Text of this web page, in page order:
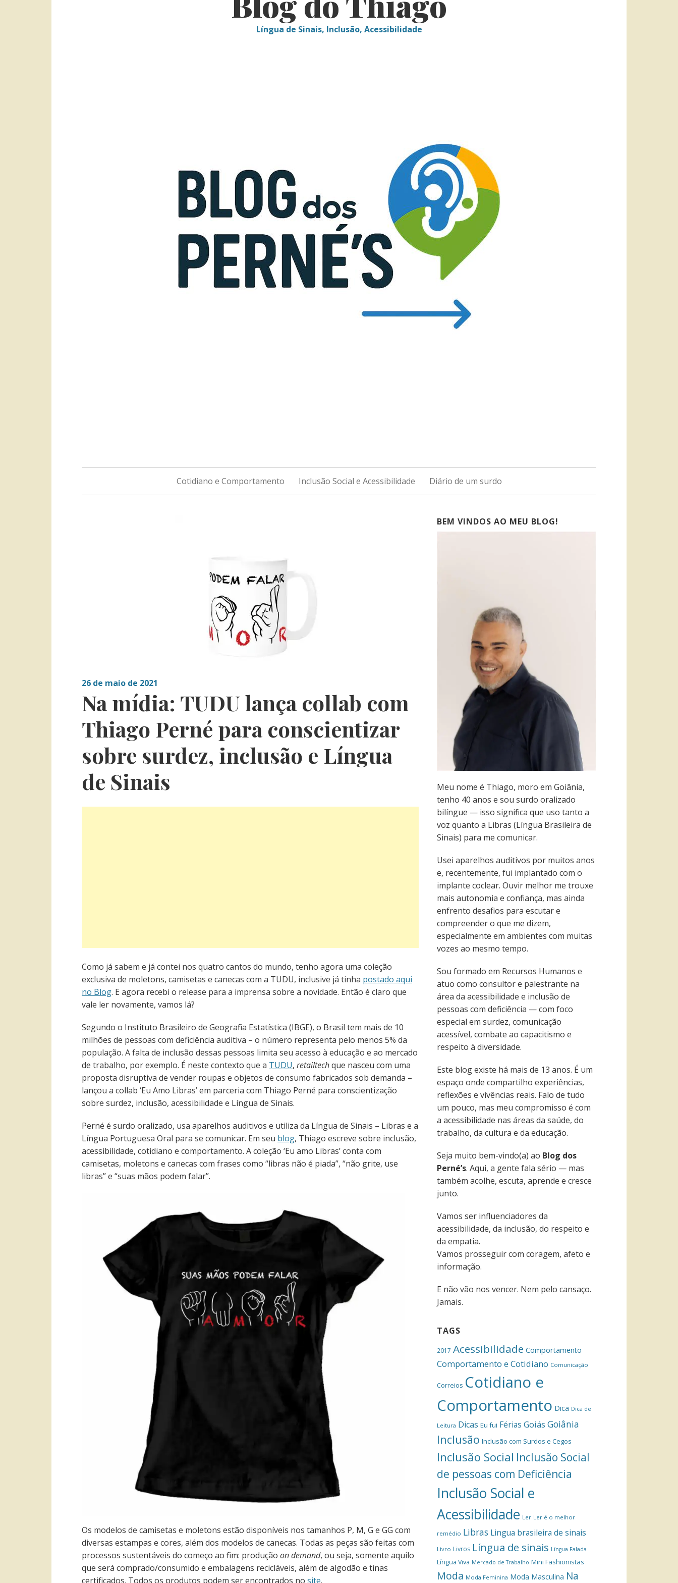
Língua de Sinais, Inclusão, Acessibilidade
Cotidiano e Comportamento Inclusão Social e Acessibilidade Diário de um surdo
26 de maio de 2021
Na mídia: TUDU lança collab com
Thiago Perné para conscientizar
sobre surdez, inclusão e Língua
de Sinais
Como já sabem e já contei nos quatro cantos do mundo, tenho agora uma coleção
exclusiva de moletons, camisetas e canecas com a TUDU, inclusive já tinha postado aqui
no Blog. E agora recebi o release para a imprensa sobre a novidade. Então é claro que
vale ler novamente, vamos lá?
Segundo o Instituto Brasileiro de Geografia Estatística (IBGE), o Brasil tem mais de 10
milhões de pessoas com deficiência auditiva – o número representa pelo menos 5% da
população. A falta de inclusão dessas pessoas limita seu acesso à educação e ao mercado
de trabalho, por exemplo. É neste contexto que a TUDU, retailtechque nasceu com uma
proposta disruptiva de vender roupas e objetos de consumo fabricados sob demanda –
lançou a collab ‘Eu Amo Libras’ em parceria com Thiago Perné para conscientização
sobre surdez, inclusão, acessibilidade e Língua de Sinais.
Perné é surdo oralizado, usa aparelhos auditivos e utiliza da Língua de Sinais – Libras e a
Língua Portuguesa Oral para se comunicar. Em seu blog, Thiago escreve sobre inclusão,
acessibilidade, cotidiano e comportamento. A coleção ‘Eu amo Libras’ conta com
camisetas, moletons e canecas com frases como “libras não é piada”, “não grite, use
libras” e “suas mãos podem falar”.
Os modelos de camisetas e moletons estão disponíveis nos tamanhos P, M, G e GG com
diversas estampas e cores, além dos modelos de canecas. Todas as peças são feitas com
processos sustentáveis do começo ao fim: produção on demand, ou seja, somente aquilo
que será comprado/consumido e embalagens recicláveis, além de algodão e tinas
certificados. Todos os produtos podem ser encontrados no site.
BEM VINDOS AO MEU BLOG!
Meu nome é Thiago, moro em Goiânia,
tenho 40 anos e sou surdo oralizado
bilíngue — isso significa que uso tanto a
voz quanto a Libras (Língua Brasileira de
Sinais) para me comunicar.
Usei aparelhos auditivos por muitos anos
e, recentemente, fui implantado com o
implante coclear. Ouvir melhor me trouxe
mais autonomia e confiança, mas ainda
enfrento desafios para escutar e
compreender o que me dizem,
especialmente em ambientes com muitas
vozes ao mesmo tempo.
Sou formado em Recursos Humanos e
atuo como consultor e palestrante na
área da acessibilidade e inclusão de
pessoas com deficiência — com foco
especial em surdez, comunicação
acessível, combate ao capacitismo e
respeito à diversidade.
Este blog existe há mais de 13 anos. É um
espaço onde compartilho experiências,
reflexões e vivências reais. Falo de tudo
um pouco, mas meu compromisso é com
a acessibilidade nas áreas da saúde, do
trabalho, da cultura e da educação.
Seja muito bem-vindo(a) ao Blog dos
Perné’s. Aqui, a gente fala sério — mas
também acolhe, escuta, aprende e cresce
junto.
Vamos ser influenciadores da
acessibilidade, da inclusão, do respeito e
da empatia.
Vamos prosseguir com coragem, afeto e
informação.
E não vão nos vencer. Nem pelo cansaço.
Jamais.
TAGS
2017 Acessibilidade Comportamento
Comportamento e Cotidiano Comunicação
Correios Cotidiano e
Comportamento Dica Dica de
Leitura Dicas Eu fui Férias Goiás Goiânia
Inclusão Inclusão com Surdos e Cegos
Inclusão Social Inclusão Social
de pessoas com Deficiência
Inclusão Social e
Acessibilidade Ler Ler é o melhor
remédio Libras Lingua brasileira de sinais
Livro Livros Língua de sinais Língua Falada
Língua Viva Mercado de Trabalho Mini Fashionistas
Moda Moda Feminina Moda Masculina Na